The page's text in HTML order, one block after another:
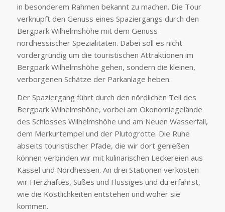
in besonderem Rahmen bekannt zu machen. Die Tour
verknüpft den Genuss eines Spaziergangs durch den
Bergpark Wilhelmshöhe mit dem Genuss
nordhessischer Spezialitäten. Dabei soll es nicht
vordergründig um die touristischen Attraktionen im
Bergpark Wilhelmshöhe gehen, sondern die kleinen,
verborgenen Schätze der Parkanlage heben.
Der Spaziergang führt durch den nördlichen Teil des
Bergpark Wilhelmshöhe, vorbei am Ökonomiegelände
des Schlosses Wilhelmshöhe und am Neuen Wasserfall,
dem Merkurtempel und der Plutogrotte. Die Ruhe
abseits touristischer Pfade, die wir dort genießen
können verbinden wir mit kulinarischen Leckereien aus
Kassel und Nordhessen. An drei Stationen verkosten
wir Herzhaftes, Süßes und Flüssiges und du erfährst,
wie die Köstlichkeiten entstehen und woher sie
kommen.